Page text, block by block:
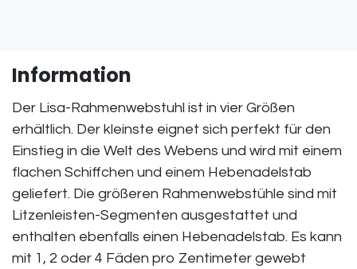
Information
Der Lisa-Rahmenwebstuhl ist in vier Größen
erhältlich. Der kleinste eignet sich perfekt für den
Einstieg in die Welt des Webens und wird mit einem
flachen Schiffchen und einem Hebenadelstab
geliefert. Die größeren Rahmenwebstühle sind mit
Litzenleisten-Segmenten ausgestattet und
enthalten ebenfalls einen Hebenadelstab. Es kann
mit 1, 2 oder 4 Fäden pro Zentimeter gewebt